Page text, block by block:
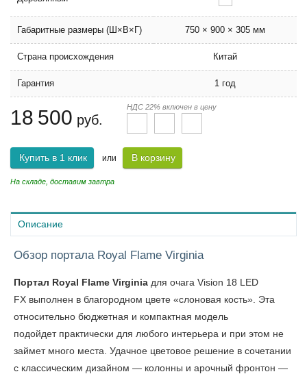
Габаритные размеры (Ш×В×Г) 750 × 900 × 305 мм
Страна происхождения Китай
Гарантия 1 год
18 500 руб.
НДС 22% включен в цену
Купить в 1 клик или В корзину
На складе, доставим завтра
Описание
Обзор портала Royal Flame Virginia
Портал Royal Flame Virginia для очага Vision 18 LED
FX выполнен в благородном цвете «слоновая кость». Эта
относительно бюджетная и компактная модель
подойдет практически для любого интерьера и при этом не
займет много места. Удачное цветовое решение в сочетании
с классическим дизайном — колонны и арочный фронтон —